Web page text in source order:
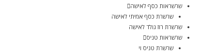
שרשראות כסף לאישה
שרשרת כסף אמיתי לאישה
שרשרת רוז גולד לאישה
שרשראות טניס
שרשרת טניס וי